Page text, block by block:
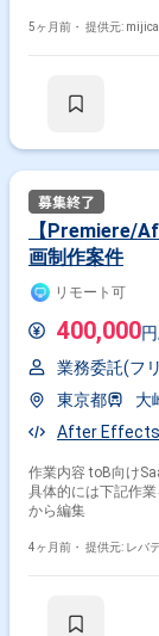
となります。 具体的には、After Effectsを用いた演出のプリレンダリング
りますが、週2日
5ヶ月前・ 提供元:
【Premiere/
画制作案件
リモート可
400,000
業務委託(フ
東京都
大
After Effects
作業内容 toB向け
具体的には下記作
から編集
4ヶ月前・ 提供元: レバ